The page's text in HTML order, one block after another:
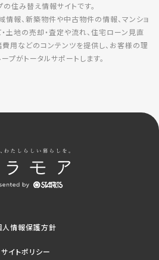
の住み替え情報サイトです。
報、新築物件や中古物件の情報、マンショ
土地の売却・査定や流れ、住宅ローン見直
用などのコンテンツを提供し、お客様の理
プがトータルサポートします。
人情報保護方針
サイトポリシー